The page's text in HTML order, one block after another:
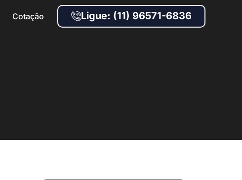
Cotação Ligue: (11) 96571-6836